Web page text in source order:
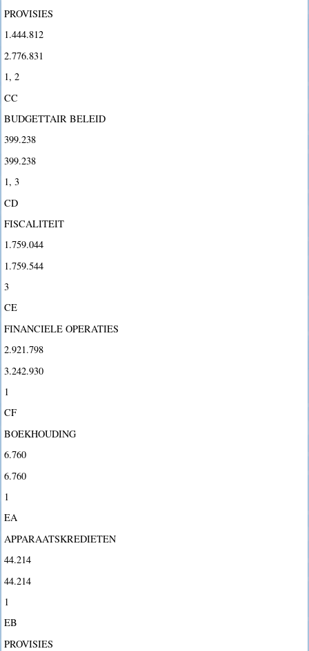
PROVISIES
1.444.812
2.776.831
1, 2
CC
BUDGETTAIR BELEID
399.238
399.238
1, 3
CD
FISCALITEIT
1.759.044
1.759.544
3
CE
FINANCIELE OPERATIES
2.921.798
3.242.930
1
CF
BOEKHOUDING
6.760
6.760
1
EA
APPARAATSKREDIETEN
44.214
44.214
1
EB
PROVISIES